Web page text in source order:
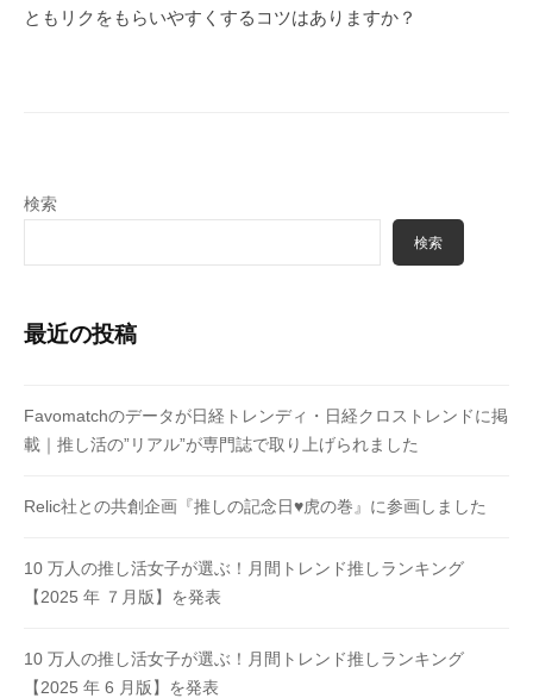
ゲ
ともリクをもらいやすくするコツはありますか？
検索
検索
最近の投稿
Favomatchのデータが日経トレンディ・日経クロストレンドに掲
載｜推し活の”リアル”が専門誌で取り上げられました
Relic社との共創企画『推しの記念日♥虎の巻』に参画しました
10 万⼈の推し活⼥⼦が選ぶ！月間トレンド推しランキング
【2025 年 ７⽉版】を発表
10 万⼈の推し活⼥⼦が選ぶ！月間トレンド推しランキング
【2025 年 6 ⽉版】を発表